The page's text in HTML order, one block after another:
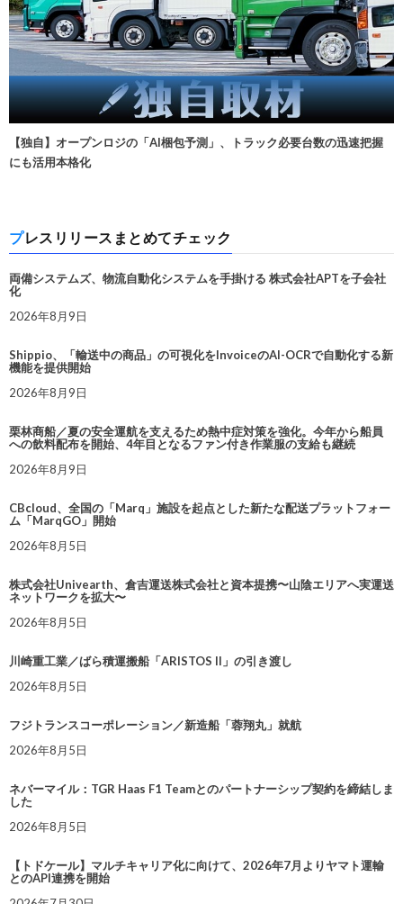
【独自】オープンロジの「AI梱包予測」、トラック必要台数の迅速把握
にも活用本格化
プレスリリースまとめてチェック
両備システムズ、物流自動化システムを手掛ける 株式会社APTを子会社
化
2026年8月9日
Shippio、「輸送中の商品」の可視化をInvoiceのAI-OCRで自動化する新
機能を提供開始
2026年8月9日
栗林商船／夏の安全運航を支えるため熱中症対策を強化。今年から船員
への飲料配布を開始、4年目となるファン付き作業服の支給も継続
2026年8月9日
CBcloud、全国の「Marq」施設を起点とした新たな配送プラットフォー
ム「MarqGO」開始
2026年8月5日
株式会社Univearth、倉吉運送株式会社と資本提携〜山陰エリアへ実運送
ネットワークを拡大〜
2026年8月5日
川崎重工業／ばら積運搬船「ARISTOS II」の引き渡し
2026年8月5日
フジトランスコーポレーション／新造船「蓉翔丸」就航
2026年8月5日
ネバーマイル：TGR Haas F1 Teamとのパートナーシップ契約を締結しま
した
2026年8月5日
【トドケール】マルチキャリア化に向けて、2026年7月よりヤマト運輸
とのAPI連携を開始